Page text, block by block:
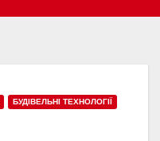
БУДІВЕЛЬНІ ТЕХНОЛОГІЇ